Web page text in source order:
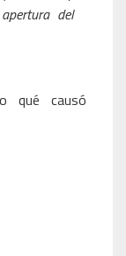
del
qué causó